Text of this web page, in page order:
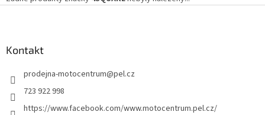
Kontakt
prodejna-motocentrum@pel.cz
723 922 998
https://www.facebook.com/www.motocentrum.pel.cz/